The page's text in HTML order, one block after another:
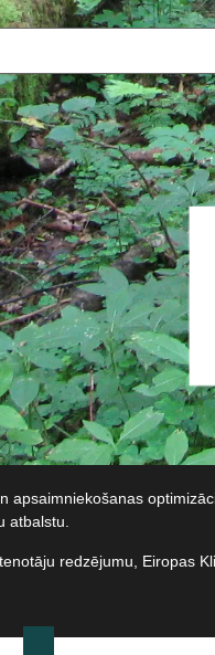
apsaimniekošanas
atbalstu.​
redzējumu, Eiropas